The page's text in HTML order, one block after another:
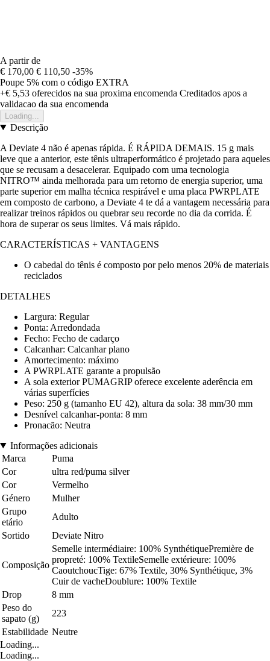
A partir de
€ 170,00 € 110,50 -35%
Poupe 5% com o código EXTRA
+€ 5,53 oferecidos na sua proxima encomenda Creditados apos a
validacao da sua encomenda
Loading...
Descrição
A Deviate 4 não é apenas rápida. É RÁPIDA DEMAIS. 15 g mais
leve que a anterior, este tênis ultraperformático é projetado para aqueles
que se recusam a desacelerar. Equipado com uma tecnologia
NITRO™ ainda melhorada para um retorno de energia superior, uma
parte superior em malha técnica respirável e uma placa PWRPLATE
em composto de carbono, a Deviate 4 te dá a vantagem necessária para
realizar treinos rápidos ou quebrar seu recorde no dia da corrida. É
hora de superar os seus limites. Vá mais rápido.
CARACTERÍSTICAS + VANTAGENS
O cabedal do tênis é composto por pelo menos 20% de materiais
reciclados
DETALHES
Largura: Regular
Ponta: Arredondada
Fecho: Fecho de cadarço
Calcanhar: Calcanhar plano
Amortecimento: máximo
A PWRPLATE garante a propulsão
A sola exterior PUMAGRIP oferece excelente aderência em
várias superfícies
Peso: 250 g (tamanho EU 42), altura da sola: 38 mm/30 mm
Desnível calcanhar-ponta: 8 mm
Pronacão: Neutra
Informações adicionais
Marca
Puma
Cor
ultra red/puma silver
Cor
Vermelho
Género
Mulher
Grupo
etário
Adulto
Sortido
Deviate Nitro
Composição
Semelle intermédiaire: 100% SynthétiquePremière de
propreté: 100% TextileSemelle extérieure: 100%
CaoutchoucTige: 67% Textile, 30% Synthétique, 3%
Cuir de vacheDoublure: 100% Textile
Drop
8 mm
Peso do
sapato (g)
223
Estabilidade Neutre
Loading...
Loading...